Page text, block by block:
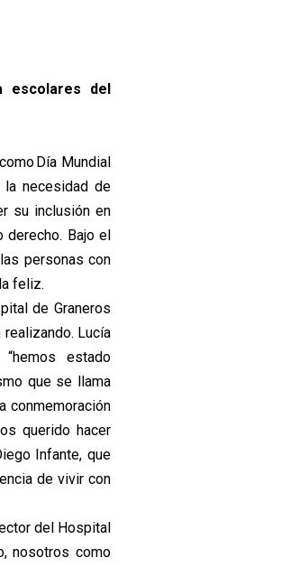
escolares del
Día Mundial
necesidad de
su inclusión en
derecho. Bajo el
personas con
feliz.
de Graneros
Lucía
estado
que se llama
conmemoración
querido hacer
Infante, que
de vivir con
del Hospital
nosotros como